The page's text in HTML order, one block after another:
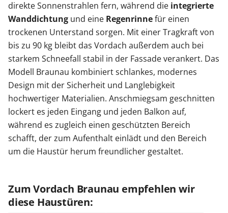
direkte Sonnenstrahlen fern, während die integrierte
Wanddichtung und eine Regenrinnefür einen
trockenen Unterstand sorgen. Mit einer Tragkraft von
bis zu 90 kg bleibt das Vordach außerdem auch bei
starkem Schneefall stabil in der Fassade verankert. Das
Modell Braunau kombiniert schlankes, modernes
Design mit der Sicherheit und Langlebigkeit
hochwertiger Materialien. Anschmiegsam geschnitten
lockert es jeden Eingang und jeden Balkon auf,
während es zugleich einen geschützten Bereich
schafft, der zum Aufenthalt einlädt und den Bereich
um die Haustür herum freundlicher gestaltet.
Zum Vordach Braunau empfehlen wir
diese Haustüren: